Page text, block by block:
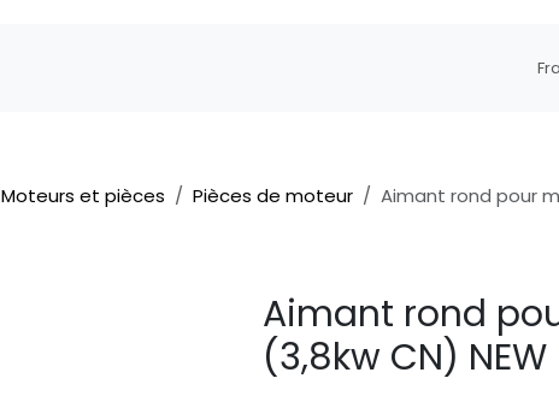
Moteurs et pièces Pièces de moteur Aimant rond pour
Aimant rond
(3,8kw CN) NEW